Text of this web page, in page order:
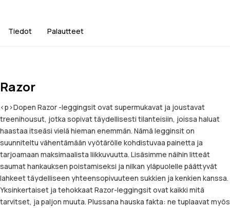
Tiedot Palautteet
Razor
<p>Dopen Razor -leggingsit ovat supermukavat ja joustavat
treenihousut, jotka sopivat täydellisesti tilanteisiin, joissa haluat
haastaa itseäsi vielä hieman enemmän. Nämä legginsit on
suunniteltu vähentämään vyötärölle kohdistuvaa painetta ja
tarjoamaan maksimaalista liikkuvuutta. Lisäsimme näihin litteät
saumat hankauksen poistamiseksi ja nilkan yläpuolelle päättyvät
lahkeet täydelliseen yhteensopivuuteen sukkien ja kenkien kanssa.
Yksinkertaiset ja tehokkaat Razor-leggingsit ovat kaikki mitä
tarvitset, ja paljon muuta. Plussana hauska fakta: ne tuplaavat myös